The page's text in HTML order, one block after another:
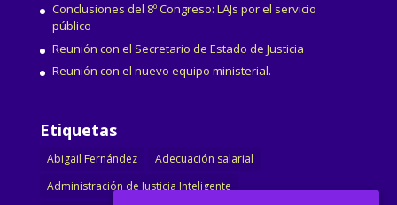
Conclusiones del 8º Congreso: LAJs por el servicio
público
Reunión con el Secretario de Estado de Justicia
Reunión con el nuevo equipo ministerial.
Etiquetas
Abigail Fernández
Adecuación salarial
Administración de Justicia Inteligente